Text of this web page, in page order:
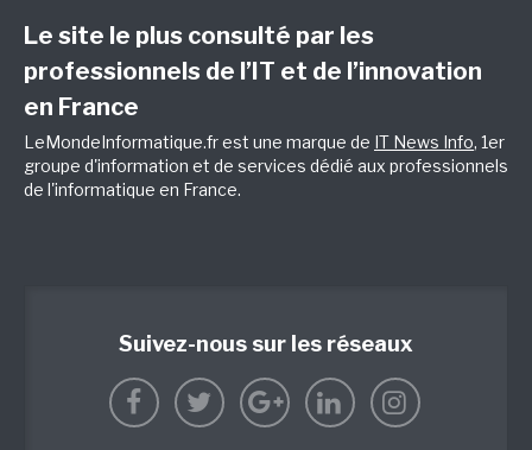
Le site le plus consulté par les
professionnels de l’IT et de l’innovation
en France
LeMondeInformatique.fr est une marque de IT News Info, 1er
groupe d'information et de services dédié aux professionnels
de l'informatique en France.
Suivez-nous sur les réseaux